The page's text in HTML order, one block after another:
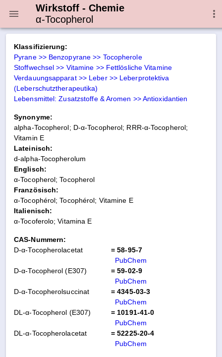
Wirkstoff - Chemie
α-Tocopherol
Klassifizierung:
Pyrane >> Benzopyrane >> Tocopherole
Stoffwechsel >> Vitamine >> Fettlösliche Vitamine
Verdauungsapparat >> Leber >> Leberprotektiva
(Leberschutztherapeutika)
Lebensmittel: Zusatzstoffe & Aromen >> Antioxidantien
Synonyme:
alpha-Tocopherol; D-α-Tocopherol; RRR-α-Tocopherol;
Vitamin E
Lateinisch:
d-alpha-Tocopherolum
Englisch:
α-Tocopherol; Tocopherol
Französisch:
α-Tocophérol; Tocophérol; Vitamine E
Italienisch:
α-Tocoferolo; Vitamina E
CAS-Nummern:
D-α-Tocopherolacetat
= 58-95-7
PubChem
D-α-Tocopherol (E307)
= 59-02-9
PubChem
D-α-Tocopherolsuccinat
= 4345-03-3
PubChem
DL-α-Tocopherol (E307)
= 10191-41-0
PubChem
DL-α-Tocopherolacetat
= 52225-20-4
PubChem